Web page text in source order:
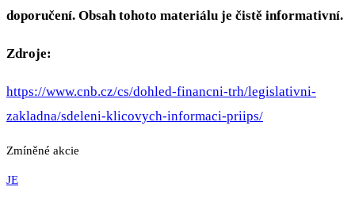
doporučení. Obsah tohoto materiálu je čistě informativní.
Zdroje:
https://www.cnb.cz/cs/dohled-financni-trh/legislativni-
zakladna/sdeleni-klicovych-informaci-priips/
Zmíněné akcie
JE